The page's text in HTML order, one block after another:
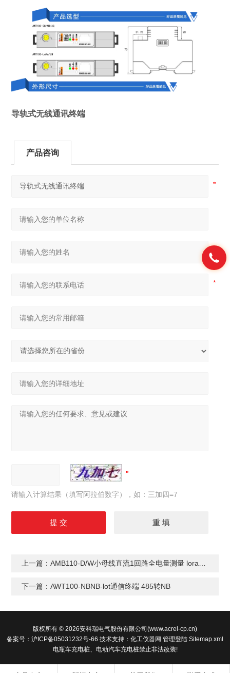
导轨式无线通讯终端
产品咨询
请输入计算结果（填写阿拉伯数字），如：三加四=7
上一篇：AMB110-D/W小母线直流1回路全电量测量 lora无线通讯
下一篇：AWT100-NBNB-lot通信终端 485转NB
版权所有 © 2026安科瑞电气股份有限公司(www.acrel-cp.cn)
备案号：沪ICP备05031232号-66 技术支持： 化工仪器网 管理登陆 Sitemap.xml
电瓶车充电桩、电动汽车充电桩禁止非法改装!